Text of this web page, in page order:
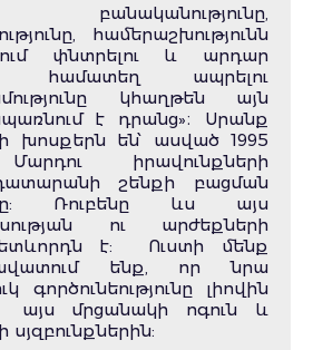
բանականությունը,
համերաշխությունն
փնտրելու և արդար
համատեղ ապրելու
կհաղթեն այն
է դրանց»։ Սրանք
խոսքերն են՝ ասված 1995
իրավունքների
շենքի բացման
Ռուբենը ևս այս
ու արժեքների
է: Ուստի մենք
ենք, որ նրա
գործունեությունը լիովին
այս մրցանակի ոգուն և